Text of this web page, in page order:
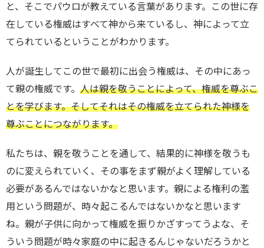
と、そこでパウロが教えている言葉があります。この世に存
在している権威はすべて神から来ているし、神によって立
てられているということがわかります。
人が誕生してこの世で最初に出会う権威は、その中にあっ
て親の権威です。 人は親を敬うことによって、権威を尊ぶこ
とを学びます。そしてそれはその権威を立てられた神様を
尊ぶことにつながります。
私たちは、親を敬うことを通して、結果的に神様を敬うも
のに変えられていく、その事をまず親がよく理解している
必要があるんではないかなと思います。親による権利の濫
用という問題が、時々起こるんではないかなと思います
ね。親が子供に向かって権威を振りかざすってうよな、そ
ういう問題が時々家庭の中に起きるんじゃないだろうかと